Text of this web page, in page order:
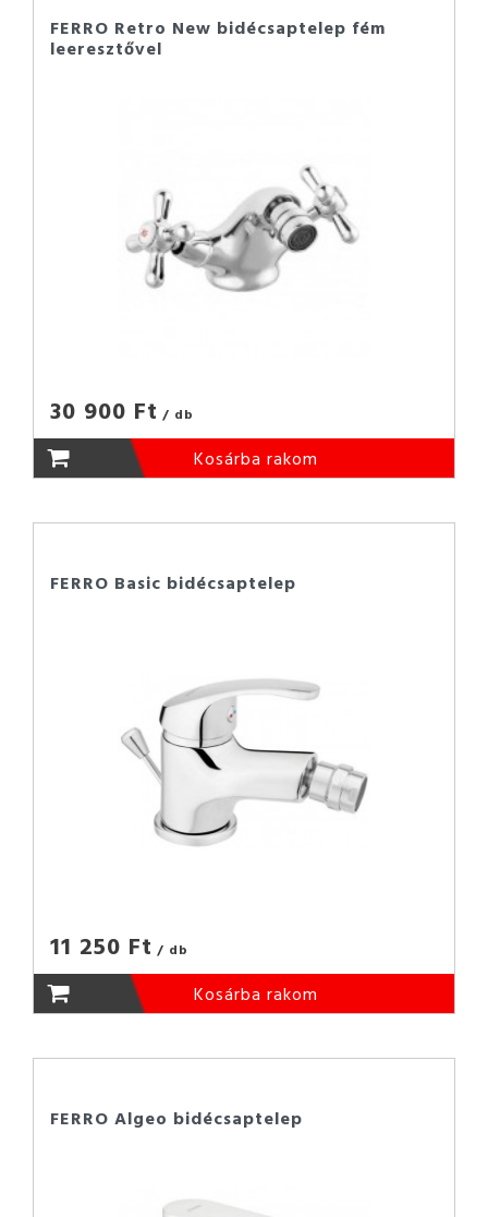
FERRO Retro New bidécsaptelep fém
leeresztővel
30 900 Ft / db
Kosárba rakom
FERRO Basic bidécsaptelep
11 250 Ft / db
Kosárba rakom
FERRO Algeo bidécsaptelep